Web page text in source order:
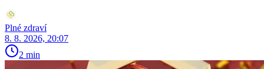
Plné zdraví
8. 8. 2026, 20:07
2 min